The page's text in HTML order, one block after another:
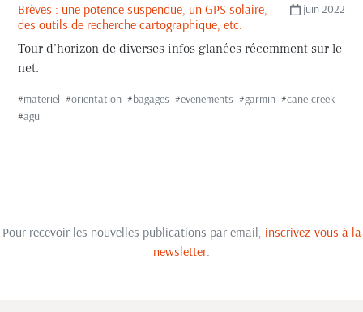
juin 2022
Brèves : une potence suspendue, un GPS solaire,
des outils de recherche cartographique, etc.
Tour d’horizon de diverses infos glanées récemment sur le
net.
#materiel #orientation #bagages #evenements #garmin #cane-creek
#agu
Pour recevoir les nouvelles publications par email, inscrivez-vous à la
newsletter.